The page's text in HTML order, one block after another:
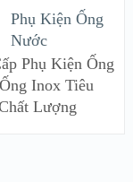
Phụ Kiện Ống
Nước
Phụ Kiện Ống
Inox Tiêu
Lượng